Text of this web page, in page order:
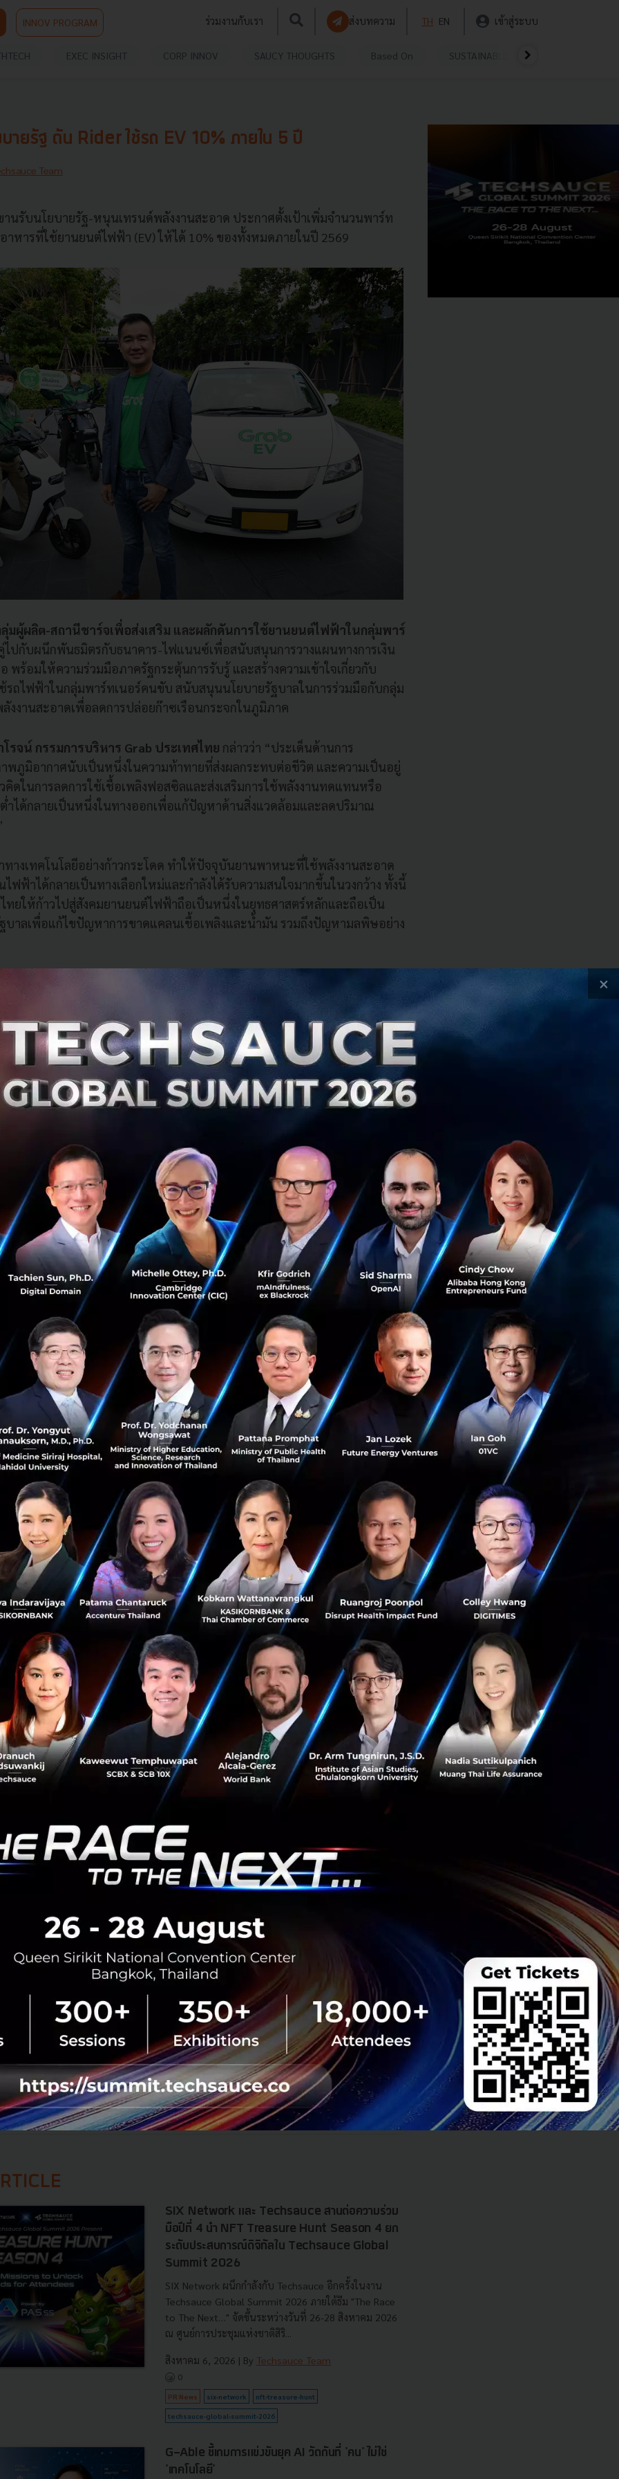
INNOV PROGRAM ร่วมงานกับเรา ส่งบทความ TH EN เข้าสู่ระบบ
EXEC INSIGHT CORP INNOV SAUCY THOUGHTS Based On SUSTAINABLE
ายรัฐ ดัน Rider ใช้รถ EV 10% ภายใน 5 ปี
Team
านรับนโยบายรัฐ-หนุนเทรนด์พลังงานสะอาด ประกาศตั้งเป้าเพิ่มจำนวนพาร์ท
าหารที่ใช้ยานยนต์ไฟฟ้า (EV) ให้ได้ 10% ของทั้งหมดภายในปี 2569
ลุ่มผู้ผลิต-สถานีชาร์จเพื่อส่งเสริม และผลักดันการใช้ยานยนต์ไฟฟ้าในกลุ่มพาร์
ปกับผนึกพันธมิตรกับธนาคาร-ไฟแนนซ์เพื่อสนับสนุนการวางแผนทางการเงิน
พร้อมให้ความร่วมมือภาครัฐกระตุ้นการรับรู้ และสร้างความเข้าใจเกี่ยวกับ
รถไฟฟ้าในกลุ่มพาร์ทเนอร์คนขับ สนับสนุนนโยบายรัฐบาลในการร่วมมือกับกลุ่ม
งงานสะอาดเพื่อลดการปล่อยก๊าซเรือนกระจกในภูมิภาค
รจน์ กรรมการบริหาร Grab ประเทศไทย กล่าวว่า “ประเด็นด้านการ
พภูมิอากาศนับเป็นหนึ่งในความท้าทายที่ส่งผลกระทบต่อชีวิต และความเป็นอยู่
ดในการลดการใช้เชื้อเพลิงฟอสซิลและส่งเสริมการใช้พลังงานทดแทนหรือ
ำได้กลายเป็นหนึ่งในทางออกเพื่อแก้ปัญหาด้านสิ่งแวดล้อมและลดปริมาณ
างเทคโนโลยีอย่างก้าวกระโดด ทำให้ปัจจุบันยานพาหนะที่ใช้พลังงานสะอาด
ไฟฟ้าได้กลายเป็นทางเลือกใหม่และกำลังได้รับความสนใจมากขึ้นในวงกว้าง ทั้งนี้
ทยให้ก้าวไปสู่สังคมยานยนต์ไฟฟ้าถือเป็นหนึ่งในยุทธศาสตร์หลักและถือเป็น
บาลเพื่อแก้ไขปัญหาการขาดแคลนเชื้อเพลิงและน้ำมัน รวมถึงปัญหามลพิษอย่าง
เด็นด้านสิ่งแวดล้อม จึงได้ริเริ่มโครงการและกิจกรรมต่างๆ เพื่อส่งเสริมการใช้
ยายามลดผลกระทบต่างๆ ที่อาจเกิดขึ้นในเชิงสิ่งแวดล้อม อาทิ โครงการนำร่องที่
คนขับใช้รถจักรยานยนต์ไฟฟ้าในการให้บริการจัดส่งอาหาร และการเปิดตัว
ผู้ใช้บริการมีส่วนร่วมในการชดเชยการปล่อยก๊าซคาร์บอนผ่านการบริจาคเงิน
กป่า เป็นต้น”
ยตั้งเป้าเพิ่มจำนวนพาร์ทเนอร์คนขับ-ผู้จัดส่งอาหารที่ใช้ยานยนต์ไฟฟ้า (EV) ให้
พาร์ทเนอร์คนขับทั้งหมดภายในระยะเวลา 5 ปี เพื่อสนับสนุนนโยบายของรัฐบาล
งานสะอาด ลดปริมาณการปล่อยก๊าซเรือนกระจกในภูมิภาค”
ที่วางไว้ Grab ประเทศไทยจะมุ่งดำเนิน 3 กิจกรรมหลัก ประกอบด้วย:
ามร่วมมือกับบริษัทผู้ผลิตและจัดจำหน่ายยานยนต์ไฟฟ้า
ยนต์ไฟฟ้าที่มีสเป็คตรงตามความต้องการของกลุ่มกลุ่มพาร์ทเนอร์คนขับและผู้จัด
ซึ่งปัจจุบันมีจำนวนหลายแสนคน รวมไปถึงการส่งเสริมการทดลองใช้งานและ
ดร่วมกัน นอกจากนี้ ยังรวมไปถึงบริการที่เกี่ยวเนื่อง อาทิ ผู้ให้บริการสถานีชาร์จ
ละระบบบริหารจัดการชาร์จรถยนต์ไฟฟ้า เพื่อส่งเสริมและผลักดันการใช้ยาน
ดขึ้นได้อย่างเป็นรูปธรรม
รกับกลุ่มธนาคารหรือสถาบันทางการเงิน
เพื่อนำเสนอแผนการจัดไฟแนนซ์
ชื่อด้วยอัตราดอกเบี้ยพิเศษและการชำระคืนแบบรายวัน เพื่อสร้างแรงจูงใจและ
บกลุ่มผู้ประกอบอาชีพอิสระหรือผู้ที่ไม่สามารถเข้าถึงบริการทางการเงินใน
มมือหน่วยงานภาครัฐเพื่อส่งเสริมความรู้และความเข้าใจเกี่ยวกับยานยนต์
ร์ทเนอร์คนขับและผู้จัดส่งอาหาร-พัสดุ โดยเฉพาะในเรื่องของประโยชน์ในเชิง
และสิ่งแวดล้อม รวมถึงเทรนด์และเทคโนโลยีต่างๆ ที่เกี่ยวข้องเพื่อสร้างการรับรู้
ซึ่งจะส่งผลต่อการทดลองใช้และบอกต่อ
ยระยะยาวของ Grab ประเทศไทย ในการส่งเสริมการใช้ EV ในครั้งนี้ ถือเป็น
นความตั้งใจของ Grab ในการมีส่วนแก้ปัญหาและสร้างความยั่งยืนในด้านสิ่ง
นหนึ่งของพันธกิจ GrabForGood หรือ Grab เพื่อชีวิตที่ดีกว่า ที่มุ่งส่งเสริมและ
ห้แก่ผู้คนในสังคม โดย Grab พร้อมเป็นอีกหนึ่งแรงขับเคลื่อนในการสร้างการ
ใช้พลังงานสะอาดให้เกิดขึ้นในวงจรธุรกิจของเรา และพร้อมให้การสนับสนุน
ารผลักดันนโยบายยานยนต์ไฟฟ้าแห่งชาติเพื่อให้บรรลุตามเป้าหมายที่วางไว้”
No comment
SIX Network และ Techsauce สานต่อความร่วม
มือปีที่ 4 นำ NFT Treasure Hunt Season 4 ยก
ระดับประสบการณ์ดิจิทัลใน Techsauce Global
Summit 2026
SIX Network ผนึกกำลังกับ Techsauce อีกครั้งในงาน
Techsauce Global Summit 2026 ภายใต้ธีม "The Race
to The Next…" จัดขึ้นระหว่างวันที่ 26-28 สิงหาคม 2026
ณ ศูนย์การประชุมแห่งชาติสิริ...
สิงหาคม 6, 2026 | By Techsauce Team
0
PR News six-network nft-treasure-hunt
techsauce-global-summit-2026
G-Able ชี้เกมการแข่งขันยุค AI วัดกันที่ 'คน' ไม่ใช่
'เทคโนโลยี'
×